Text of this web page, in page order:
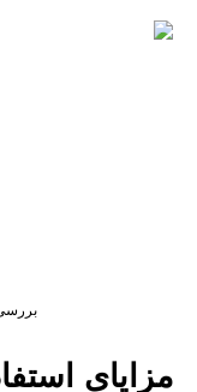
مزایای